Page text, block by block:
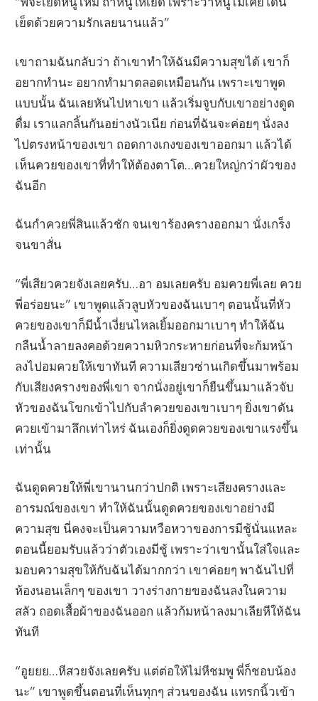
เย็ดด้วยความรักเลยนานแล้ว”
เขาถามฉันกลับว่า ถ้าเขาทำให้ฉันมีความสุขได้ เขาก็
อยากทำนะ อยากทำมาตลอดเหมือนกัน เพราะเขาพูด
แบบนั้น ฉันเลยหันไปหาเขา แล้วเริ่มจูบกับเขาอย่างดูด
ดื่ม เราแลกลิ้นกันอย่างนัวเนีย ก่อนที่ฉันจะค่อยๆ นั่งลง
ไปตรงหน้าของเขา ถอดกางเกงของเขาออกมา แล้วได้
เห็นควยของเขาที่ทำให้ต้องตาโต…ควยใหญ่กว่าผัวของ
ฉันอีก
ฉันกำควยพี่สินแล้วชัก จนเขาร้องครางออกมา นั่งเกร็ง
จนขาสั่น
“พี่เสียวควยจังเลยครับ…อา อมเลยครับ อมควยพี่เลย ควย
พี่อร่อยนะ” เขาพูดแล้วลูบหัวของฉันเบาๆ ตอนนั้นที่หัว
ควยของเขาก็มีน้ำเงี่ยนไหลเยิ้มออกมาเบาๆ ทำให้ฉัน
กลืนน้ำลายลงคอด้วยความหิวกระหายก่อนที่จะก้มหน้า
ลงไปอมควยให้เขาทันที ความเสียวซ่านเกิดขึ้นมาพร้อม
กับเสียงครางของพี่เขา จากนั่งอยู่เขาก็ยืนขึ้นมาแล้วจับ
หัวของฉันโขกเข้าไปกับลำควยของเขาเบาๆ ยิ่งเขาดัน
ควยเข้ามาลึกเท่าไหร่ ฉันเองก็ยิ่งดูดควยของเขาแรงขึ้น
เท่านั้น
ฉันดูดควยให้พี่เขานานกว่าปกติ เพราะเสียงครางและ
อารมณ์ของเขา ทำให้ฉันนั้นดูดควยของเขาอย่างมี
ความสุข นี่คงจะเป็นความหวือหวาของการมีชู้นั่นแหละ
ตอนนี้ยอมรับแล้วว่าตัวเองมีชู้ เพราะว่าเขานั้นใส่ใจและ
มอบความสุขให้กับฉันได้มากกว่า เขาค่อยๆ พาฉันไปที่
ห้องนอนเล็กๆ ของเขา วางร่างกายของฉันลงในความ
สลัว ถอดเสื้อผ้าของฉันออก แล้วก้มหน้าลงมาเลียหีให้ฉัน
ทันที
“อูยยย…หีสวยจังเลยครับ แต่ต่อให้ไม่หีชมพู พี่ก็ชอบน้อง
นะ” เขาพูดขึ้นตอนที่เห็นทุกๆ ส่วนของฉัน แทรกนิ้วเข้า